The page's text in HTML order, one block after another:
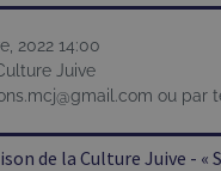
2022 14:00
Juive
ou par
de la Culture Juive -